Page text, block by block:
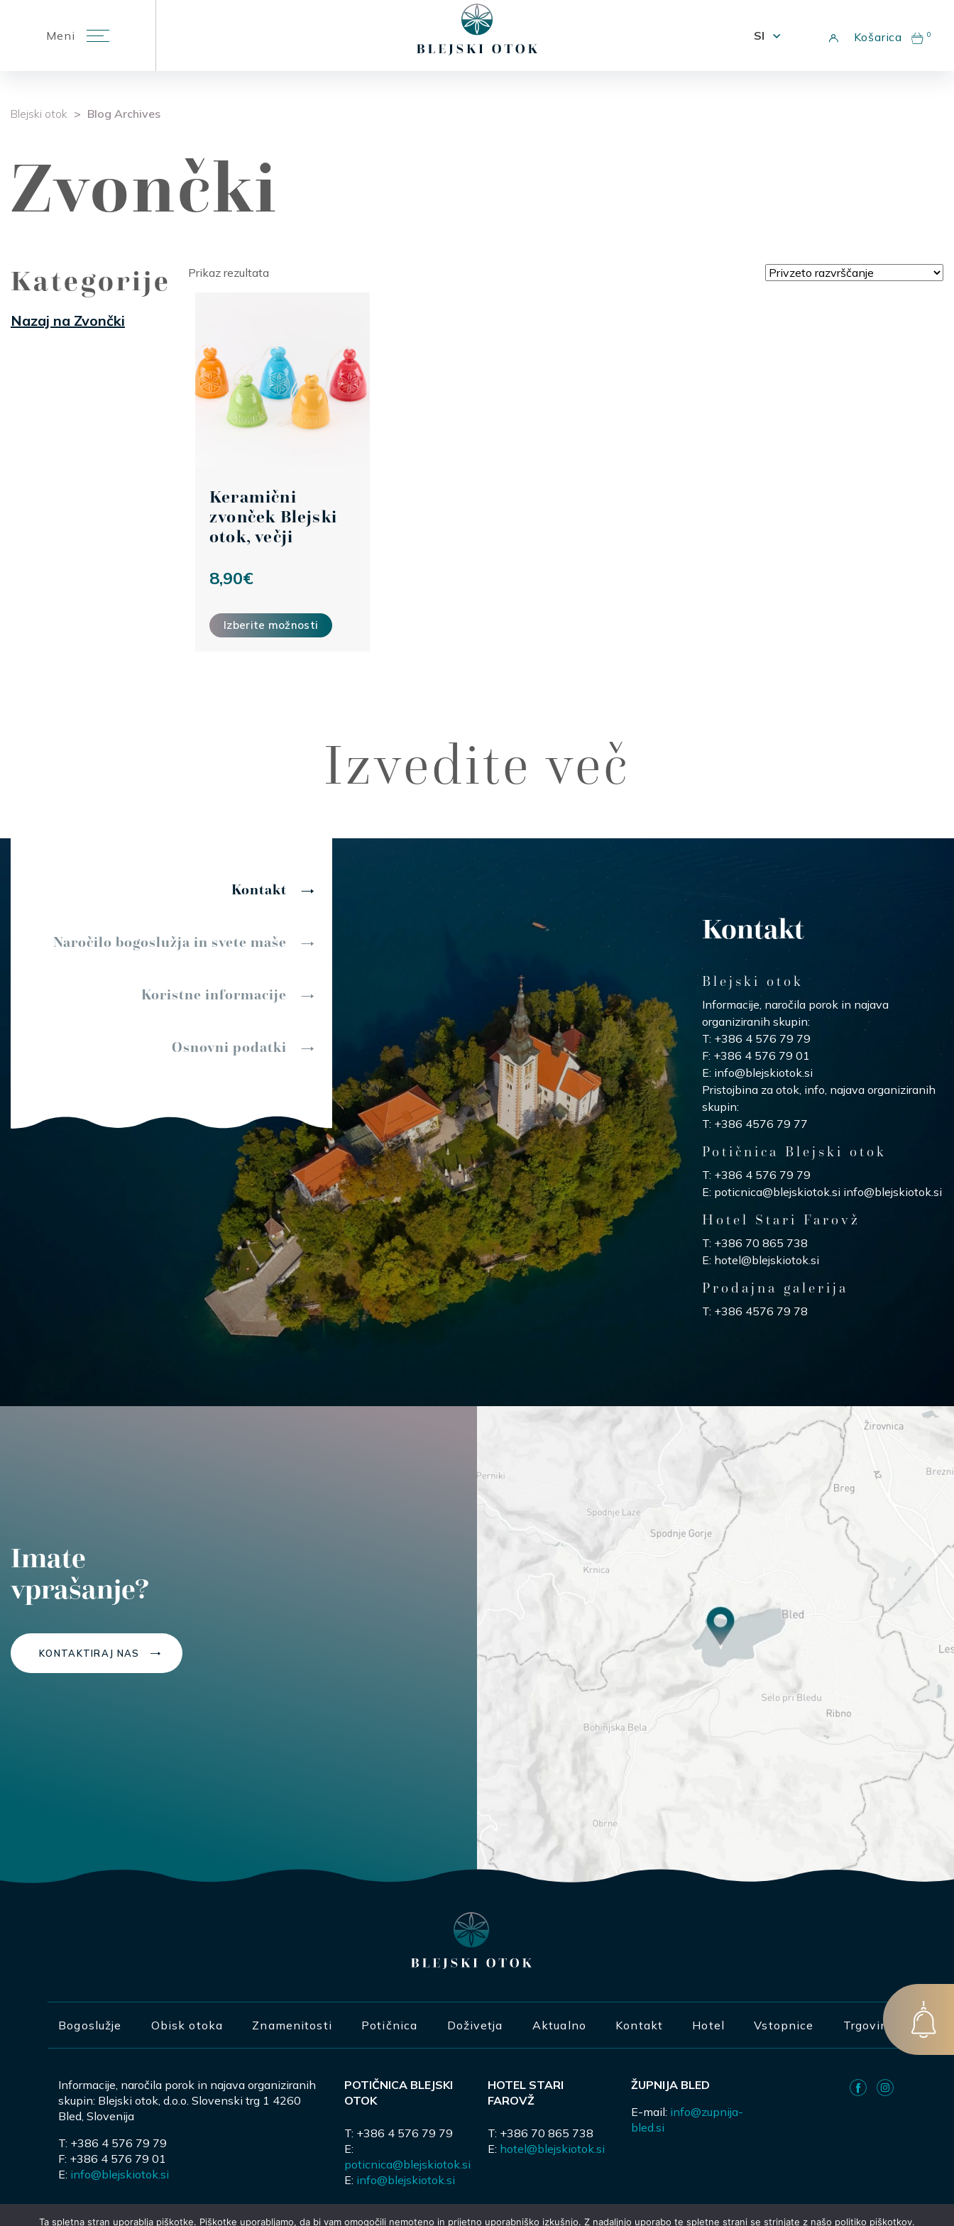
Meni Košarica 0
Obisk otoka
Choose a language
SI
Blejski otok > Blog Archives
Zvončki
Kategorije
Nazaj na Zvončki
Prikaz rezultata
Keramični
zvonček Blejski
otok, večji
8,90€
Izberite možnosti
Izvedite več
Kontakt
Naročilo bogoslužja in svete maše
Koristne informacije
Osnovni podatki
Kontakt
Blejski otok
Informacije, naročila porok in najava
organiziranih skupin:
T: +386 4 576 79 79
F: +386 4 576 79 01
E: info@blejskiotok.si
Pristojbina za otok, info, najava organiziranih
skupin:
T: +386 4576 79 77
Potičnica Blejski otok
T: +386 4 576 79 79
E: poticnica@blejskiotok.si info@blejskiotok.si
Hotel Stari Farovž
T: +386 70 865 738
E: hotel@blejskiotok.si
Prodajna galerija
T: +386 4576 79 78
Imate
vprašanje?
KONTAKTIRAJ NAS
Bogoslužje Obisk otoka Znamenitosti Potičnica Doživetja Aktualno Kontakt Hotel Vstopnice Trgovina
Informacije, naročila porok in najava organiziranih
skupin: Blejski otok, d.o.o. Slovenski trg 1 4260
Bled, Slovenija
T: +386 4 576 79 79
F: +386 4 576 79 01
E: info@blejskiotok.si
POTIČNICA BLEJSKI
OTOK
T: +386 4 576 79 79
E:
poticnica@blejskiotok.si
E: info@blejskiotok.si
HOTEL STARI
FAROVŽ
T: +386 70 865 738
E: hotel@blejskiotok.si
ŽUPNIJA BLED
E-mail: info@zupnija-
bled.si
Ta spletna stran uporablja piškotke. Piškotke uporabljamo, da bi vam omogočili nemoteno in prijetno uporabniško izkušnjo. Z nadaljnjo uporabo te spletne strani se strinjate z našo politiko piškotkov.